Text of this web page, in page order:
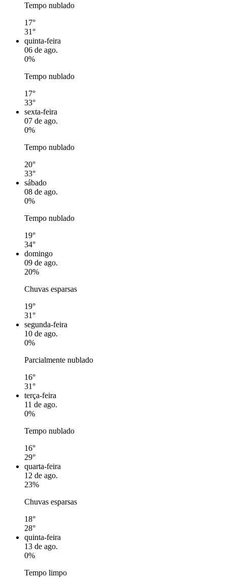
Tempo nublado
17°
31°
quinta-feira
06 de ago.
0%
Tempo nublado
17°
33°
sexta-feira
07 de ago.
0%
Tempo nublado
20°
33°
sábado
08 de ago.
0%
Tempo nublado
19°
34°
domingo
09 de ago.
20%
Chuvas esparsas
19°
31°
segunda-feira
10 de ago.
0%
Parcialmente nublado
16°
31°
terça-feira
11 de ago.
0%
Tempo nublado
16°
29°
quarta-feira
12 de ago.
23%
Chuvas esparsas
18°
28°
quinta-feira
13 de ago.
0%
Tempo limpo